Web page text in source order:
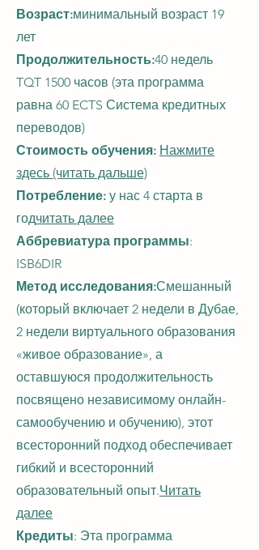
Возраст:минимальный возраст 19
лет
Продолжительность:40 недель
TQT 1500 часов (эта программа
равна 60 ECTS Система кредитных
переводов)
Стоимость обучения: Нажмите
здесь (читать дальше)
Потребление: у нас 4 старта в
годчитать далее
Аббревиатура программы:
ISB6DIR
Метод исследования:Смешанный
(который включает 2 недели в Дубае,
2 недели виртуального образования
«живое образование», а
оставшуюся продолжительность
посвящено независимому онлайн-
самообучению и обучению), этот
всесторонний подход обеспечивает
гибкий и всесторонний
образовательный опыт.Читать
далее
Кредиты: Эта программа